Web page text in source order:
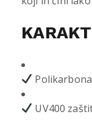
UV400